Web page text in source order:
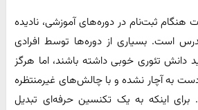
هنگام ثبت‌نام در دوره‌های آموزشی، نادیده
است. بسیاری از دوره‌ها توسط افرادی
تئوری خوبی داشته باشند، اما هرگز
به آچار نشده و با چالش‌های غیرمنتظره
برای اینکه به یک تکنسین حرفه‌ای تبدیل